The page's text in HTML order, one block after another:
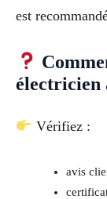
est
électricien
Vérifiez :
avis